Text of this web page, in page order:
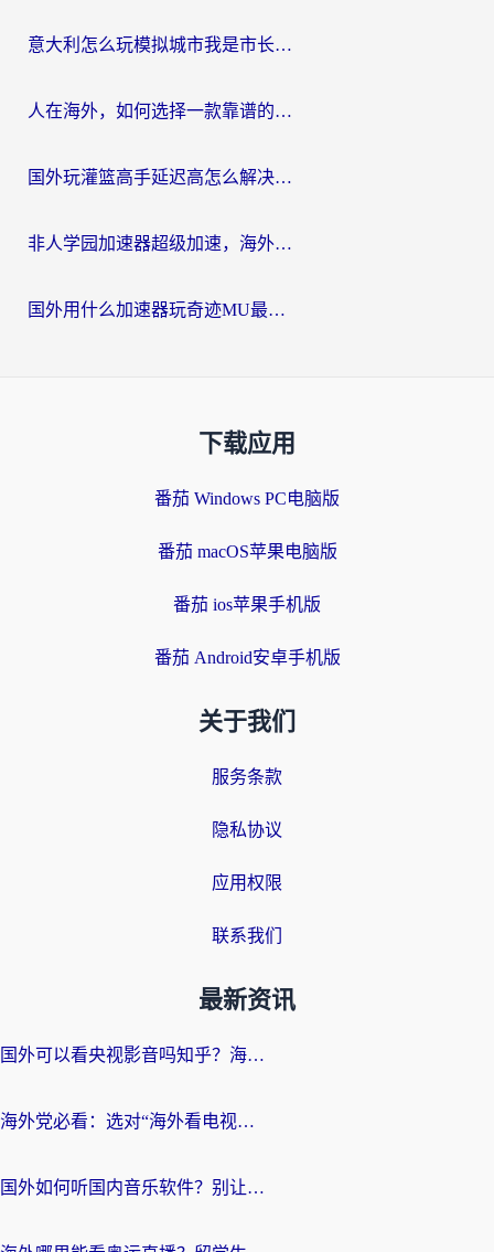
意大利怎么玩模拟城市我是市长？海外党国服游戏加速终极攻略（附三国3量子特攻解决办法）
人在海外，如何选择一款靠谱的玩剑灵2加速器？
国外玩灌篮高手延迟高怎么解决？海外玩家国服游戏加速终极指南
非人学园加速器超级加速，海外玩家重返国服的通行证
国外用什么加速器玩奇迹MU最好？2026海外玩家国服游戏加速全攻略
下载应用
番茄 Windows PC电脑版
番茄 macOS苹果电脑版
番茄 ios苹果手机版
番茄 Android安卓手机版
关于我们
服务条款
隐私协议
应用权限
联系我们
最新资讯
国外可以看央视影音吗知乎？海外党亲测有效的回国加速方案
海外党必看：选对“海外看电视剧软件”，再也不用愁国内剧刷不了
国外如何听国内音乐软件？别让地域限制，断了你的中文歌单